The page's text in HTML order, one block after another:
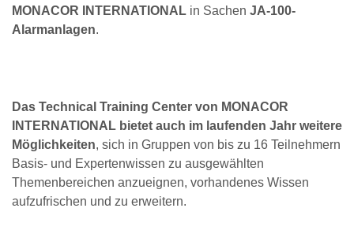
MONACOR INTERNATIONAL in Sachen JA-100-
Alarmanlagen.
Das Technical Training Center von MONACOR
INTERNATIONAL bietet auch im laufenden Jahr weitere
Möglichkeiten, sich in Gruppen von bis zu 16 Teilnehmern
Basis- und Expertenwissen zu ausgewählten
Themenbereichen anzueignen, vorhandenes Wissen
aufzufrischen und zu erweitern.